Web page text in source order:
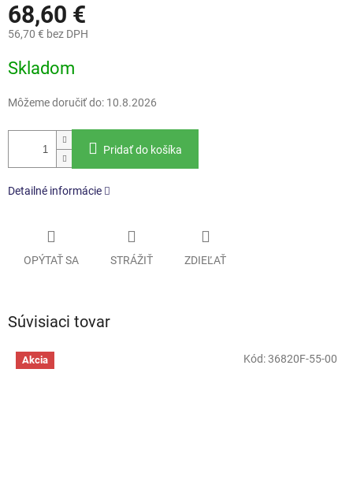
68,60 €
56,70 € bez DPH
cena:
Skladom
Môžeme doručiť do: 10.8.2026
Pridať do košíka
Detailné informácie
OPÝTAŤ SA STRÁŽIŤ ZDIEĽAŤ
Súvisiaci tovar
Akcia Kód:36820F-55-00